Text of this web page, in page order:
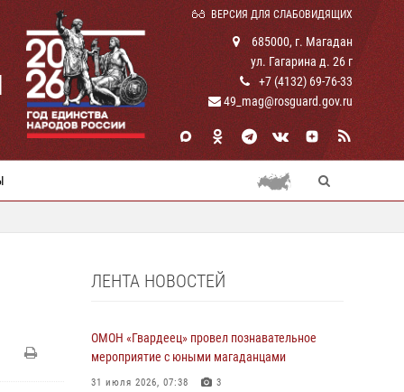
ВЕРСИЯ ДЛЯ СЛАБОВИДЯЩИХ
685000, г. Магадан
ул. Гагарина д. 26 г
+7 (4132) 69-76-33
49_mag@rosguard.gov.ru
ЛЕНТА НОВОСТЕЙ
ОМОН «Гвардеец» провел познавательное
мероприятие с юными магаданцами
31 июля 2026, 07:38 3